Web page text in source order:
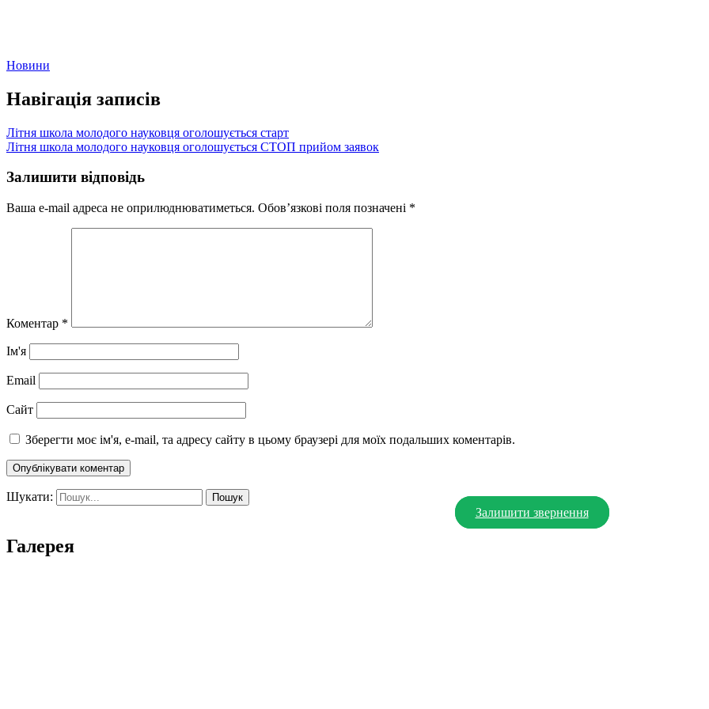
Новини
Навігація записів
Літня школа молодого науковця оголошується старт
Літня школа молодого науковця оголошується СТОП прийом заявок
Залишити відповідь
Ваша e-mail адреса не оприлюднюватиметься. Обов’язкові поля позначені *
Коментар *
Ім'я
Email
Сайт
Зберегти моє ім'я, e-mail, та адресу сайту в цьому браузері для моїх подальших коментарів.
Шукати:
Залишити звернення
Галерея